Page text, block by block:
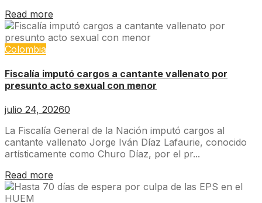
Read more
Colombia
Fiscalía imputó cargos a cantante vallenato por
presunto acto sexual con menor
julio 24, 20260
La Fiscalía General de la Nación imputó cargos al
cantante vallenato Jorge Iván Díaz Lafaurie, conocido
artísticamente como Churo Díaz, por el pr...
Read more